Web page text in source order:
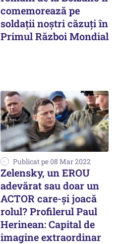
comemorează pe
soldații noștri căzuți în
Primul Război Mondial
Publicat pe 08 Mar 2022
Zelensky, un EROU
adevărat sau doar un
ACTOR care-și joacă
rolul? Profilerul Paul
Herinean: Capital de
imagine extraordinar